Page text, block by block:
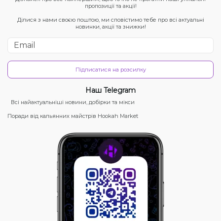
пропозиції та акції!
Ділися з нами своєю поштою, ми сповістимо тебе про всі актуальні
новинки, акції та знижки!
Підписатися на розсилку
Наш Telegram
Всі найактуальніші новини, добірки та мікси
Поради від кальянних майстрів Hookah Market